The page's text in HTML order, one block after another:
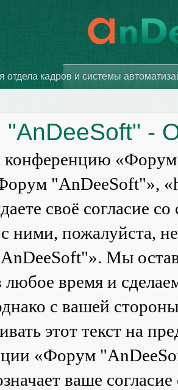
отдела кадров и системы
-
конференцию
"AnDeeSoft"»,
своё согласие
ними, пожалуйста,
Мы
любое время и
с вашей
этот текст на
«Форум
ваше